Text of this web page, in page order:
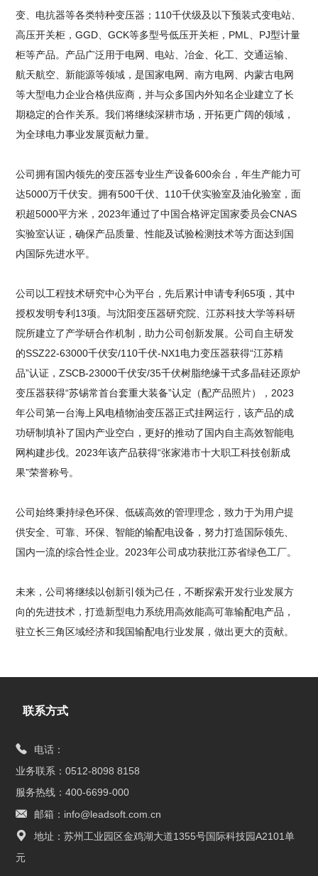
变、电抗器等各类特种变压器；110千伏级及以下预装式变电站、
高压开关柜，GGD、GCK等多型号低压开关柜，PML、PJ型计量
柜等产品。产品广泛用于电网、电站、冶金、化工、交通运输、
航天航空、新能源等领域，是国家电网、南方电网、内蒙古电网
等大型电力企业合格供应商，并与众多国内外知名企业建立了长
期稳定的合作关系。我们将继续深耕市场，开拓更广阔的领域，
为全球电力事业发展贡献力量。
公司拥有国内领先的变压器专业生产设备600余台，年生产能力可
达5000万千伏安。拥有500千伏、110千伏实验室及油化验室，面
积超5000平方米，2023年通过了中国合格评定国家委员会CNAS
实验室认证，确保产品质量、性能及试验检测技术等方面达到国
内国际先进水平。
公司以工程技术研究中心为平台，先后累计申请专利65项，其中
授权发明专利13项。与沈阳变压器研究院、江苏科技大学等科研
院所建立了产学研合作机制，助力公司创新发展。公司自主研发
的SSZ22-63000千伏安/110千伏-NX1电力变压器获得“江苏精
品”认证，ZSCB-23000千伏安/35千伏树脂绝缘干式多晶硅还原炉
变压器获得“苏锡常首台套重大装备”认定（配产品照片），2023
年公司第一台海上风电植物油变压器正式挂网运行，该产品的成
功研制填补了国内产业空白，更好的推动了国内自主高效智能电
网构建步伐。2023年该产品获得“张家港市十大职工科技创新成
果”荣誉称号。
公司始终秉持绿色环保、低碳高效的管理理念，致力于为用户提
供安全、可靠、环保、智能的输配电设备，努力打造国际领先、
国内一流的综合性企业。2023年公司成功获批江苏省绿色工厂。
未来，公司将继续以创新引领为己任，不断探索开发行业发展方
向的先进技术，打造新型电力系统用高效能高可靠输配电产品，
驻立长三角区域经济和我国输配电行业发展，做出更大的贡献。
联系方式
电话：
业务联系：0512-8098 8158
服务热线：400-6699-000
邮箱：info@leadsoft.com.cn
地址：苏州工业园区金鸡湖大道1355号国际科技园A2101单
元